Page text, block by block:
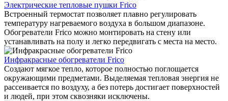
Электрические тепловые пушки Frico
Встроенный термостат позволяет плавно регулировать
температуру нагреваемого воздуха в большом диапазоне.
Обогреватели Frico можно монтировать на стену или
устанавливать на полу и легко передвигать с места на место.
Инфракрасные обогреватели Frico
Создают мягкое тепло, которое полностью поглощается
окружающими предметами. Выделяемая тепловая энергия не
рассеивается по воздуху, а без потерь достигает поверхностей
и людей, при этом сквозняки исключены.